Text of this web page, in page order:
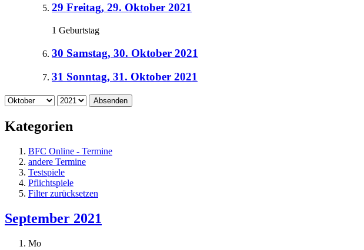
29 Freitag, 29. Oktober 2021
1 Geburtstag
30 Samstag, 30. Oktober 2021
31 Sonntag, 31. Oktober 2021
Absenden
Kategorien
BFC Online - Termine
andere Termine
Testspiele
Pflichtspiele
Filter zurücksetzen
September 2021
Mo